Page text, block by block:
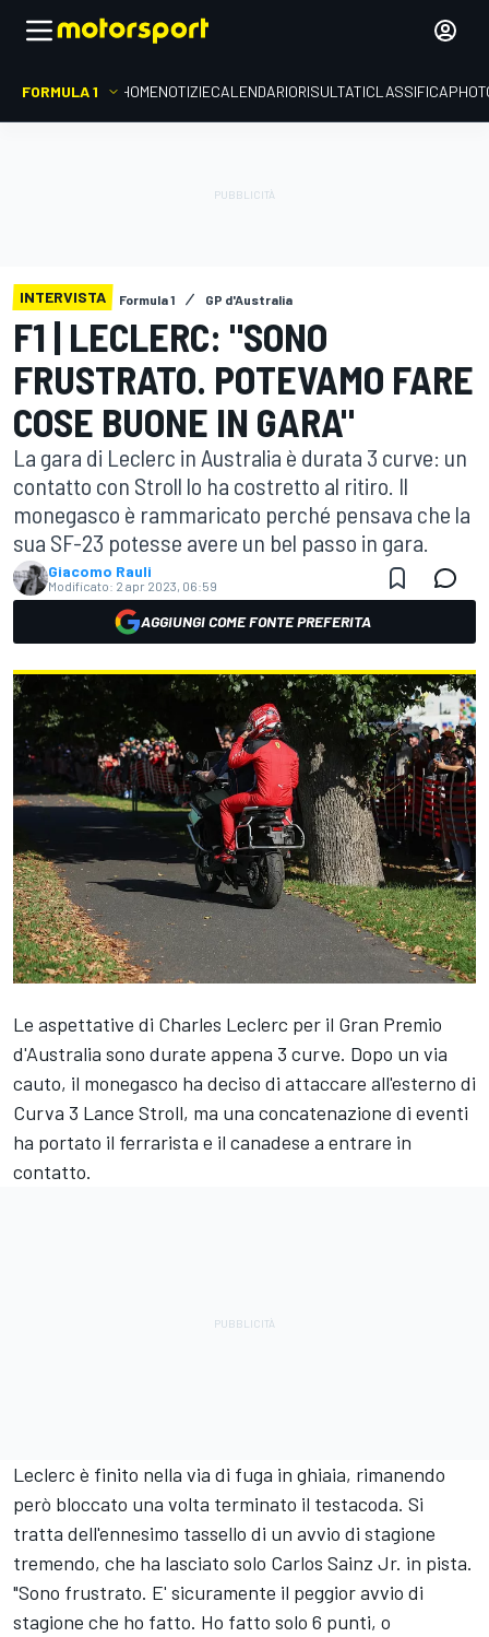
FORMULA 1 HOMENOTIZIECALENDARIORISULTATICLASSIFICA
INTERVISTA Formula 1 GP d'Australia
F1 | LECLERC: "SONO
FRUSTRATO. POTEVAMO FARE
COSE BUONE IN GARA"
La gara di Leclerc in Australia è durata 3 curve: un
contatto con Stroll lo ha costretto al ritiro. Il
monegasco è rammaricato perché pensava che la
sua SF-23 potesse avere un bel passo in gara.
Giacomo Rauli
Modificato: 2 apr 2023, 06:59
AGGIUNGI COME FONTE PREFERITA
Le aspettative di Charles Leclerc per il Gran Premio
d'Australia sono durate appena 3 curve. Dopo un via
cauto, il monegasco ha deciso di attaccare all'esterno di
Curva 3 Lance Stroll, ma una concatenazione di eventi
ha portato il ferrarista e il canadese a entrare in
contatto.
Leclerc è finito nella via di fuga in ghiaia, rimanendo
però bloccato una volta terminato il testacoda. Si
tratta dell'ennesimo tassello di un avvio di stagione
tremendo, che ha lasciato solo Carlos Sainz Jr. in pista.
"Sono frustrato. E' sicuramente il peggior avvio di
stagione che ho fatto. Ho fatto solo 6 punti, o